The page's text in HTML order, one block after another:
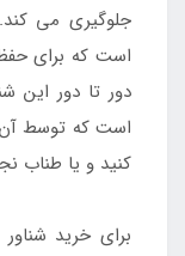
جلوگیری می
است که برای
دور تا دور این
است که توسط آن
کنید و یا طناب